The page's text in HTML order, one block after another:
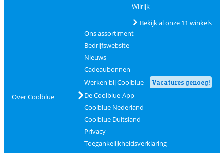
Wilrijk
Bekijk al onze 11 winkels
Over Coolblue
Ons assortiment
Bedrijfswebsite
Nieuws
Cadeaubonnen
Werken bij Coolblue
Vacatures genoeg!
De Coolblue-App
Coolblue Nederland
Coolblue Duitsland
Privacy
Toegankelijkheidsverklaring